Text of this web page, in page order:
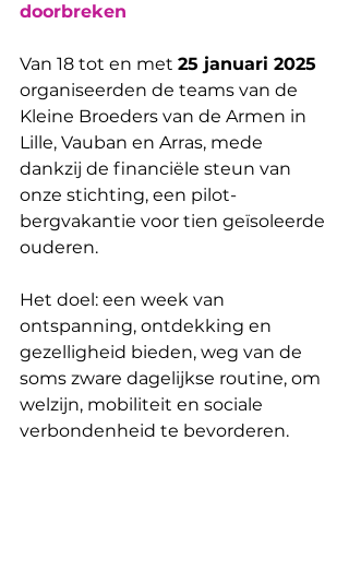
doorbreken
Van 18 tot en met 25 januari 2025
organiseerden de teams van de
Kleine Broeders van de Armen in
Lille, Vauban en Arras, mede
dankzij de financiële steun van
onze stichting, een pilot-
bergvakantie voor tien geïsoleerde
ouderen.
Het doel: een week van
ontspanning, ontdekking en
gezelligheid bieden, weg van de
soms zware dagelijkse routine, om
welzijn, mobiliteit en sociale
verbondenheid te bevorderen.